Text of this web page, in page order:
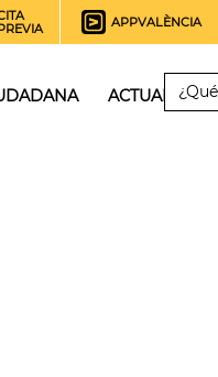
APPVALÈNCIA
ACTUALIDAD